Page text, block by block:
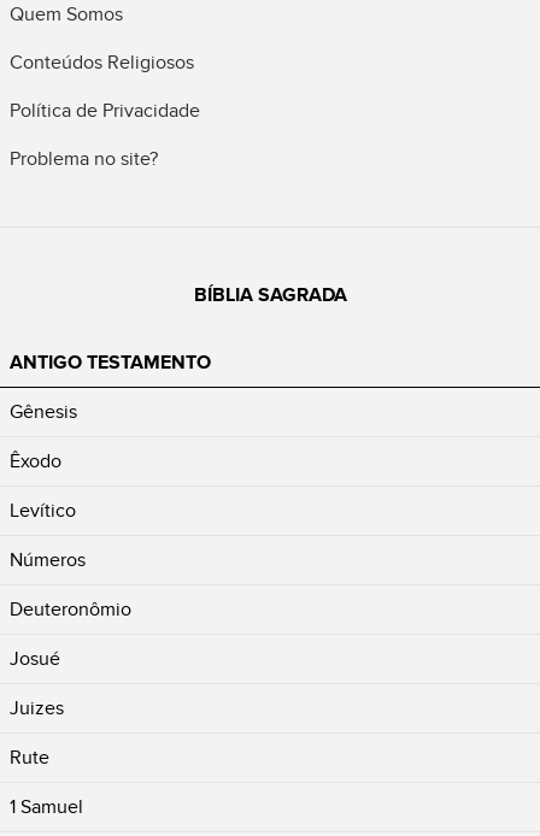
Quem Somos
Conteúdos Religiosos
Política de Privacidade
Problema no site?
BÍBLIA SAGRADA
ANTIGO TESTAMENTO
Gênesis
Êxodo
Levítico
Números
Deuteronômio
Josué
Juizes
Rute
1 Samuel